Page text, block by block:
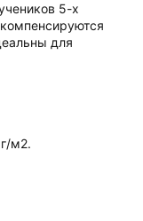
5-х
для
м2.